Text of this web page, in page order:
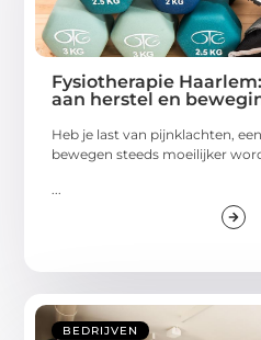
Fysiotherapie
aan herstel en
Heb je last van pijnklachten,
bewegen steeds moeilijker
...
BEDRIJVEN